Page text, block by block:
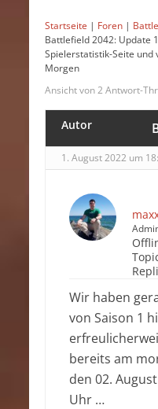
Startseite | Foren |
Battlefield 2042: Update
Spielerstatistik-Seite und
Morgen
Ansicht von 2 Antwort-
Autor
1. August 2022 um
Wir haben
von Saison 1
bereits am
den 02.
Uhr …